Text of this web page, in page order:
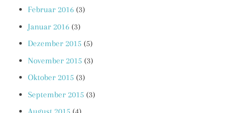
Februar 2016 (3)
Januar 2016 (3)
Dezember 2015 (5)
November 2015 (3)
Oktober 2015 (3)
September 2015 (3)